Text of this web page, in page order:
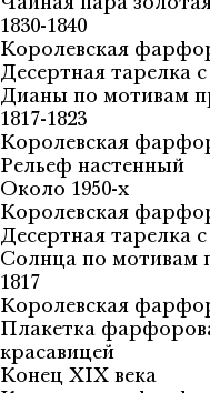
1830-1840
Королевская
Десертная тарелка
Дианы по мотивам
1817-1823
Королевская
Рельеф настенный
Около 1950-х
Королевская
Десертная тарелка
Солнца по мотивам
1817
Королевская
Плакетка
красавицей
Конец XIX века